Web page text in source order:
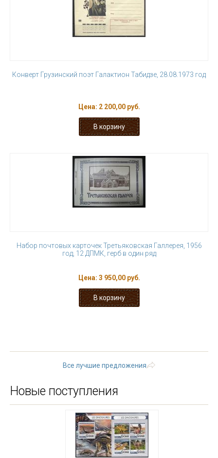
Конверт Грузинский поэт Галактион Табидзе, 28.08.1973 год
Цена: 2 200,00 руб.
Набор почтовых карточек Третьяковская Галлерея, 1956
год, 12 ДПМК, герб в один ряд
Цена: 3 950,00 руб.
Все лучшие предложения
Новые поступления